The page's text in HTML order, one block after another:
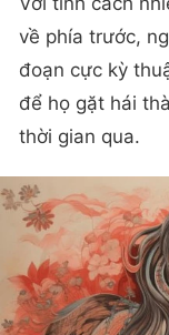
về phía trước,
đoạn cực kỳ
để họ gặt hái
thời gian qua.